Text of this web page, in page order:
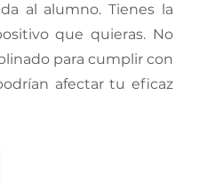
al alumno. Tienes la
que quieras. No
para cumplir con
afectar tu eficaz